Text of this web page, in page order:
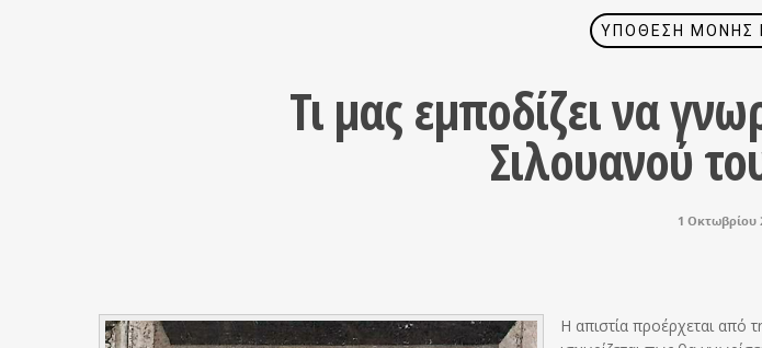
ΥΠΌΘΕΣΗ ΜΟΝΉΣ
Τι μας εμποδίζει να
Σιλουανού
1 Οκτωβρίου
Η απιστία προέρχεται